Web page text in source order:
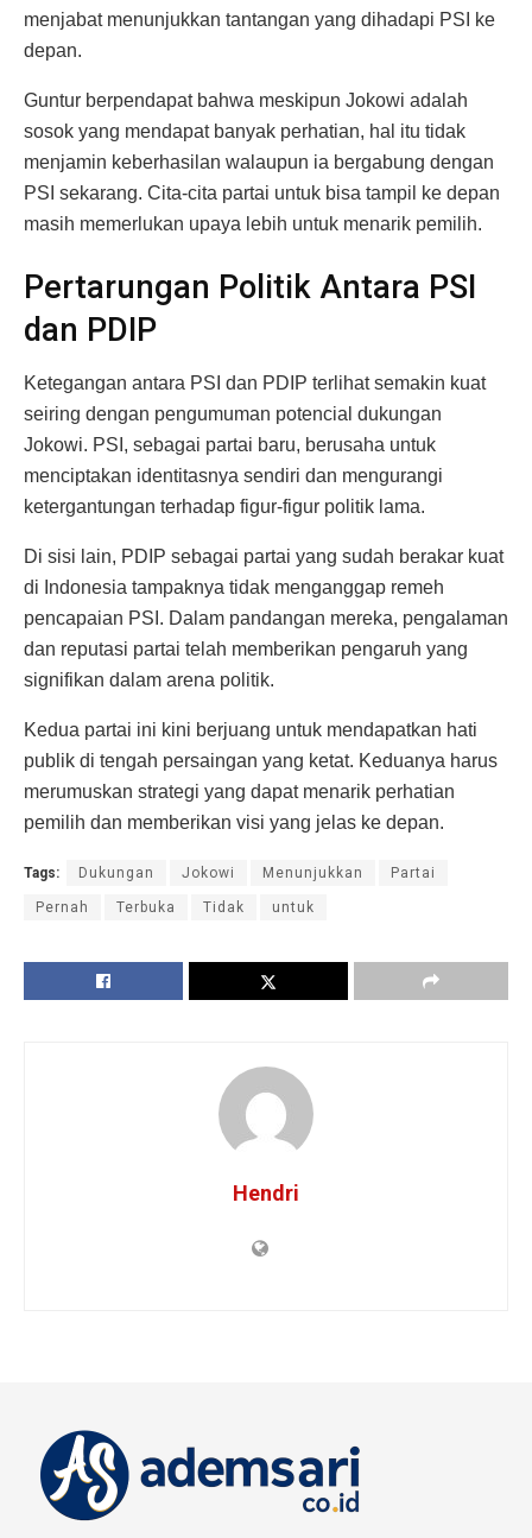
menjabat menunjukkan tantangan yang dihadapi PSI ke
depan.
Guntur berpendapat bahwa meskipun Jokowi adalah
sosok yang mendapat banyak perhatian, hal itu tidak
menjamin keberhasilan walaupun ia bergabung dengan
PSI sekarang. Cita-cita partai untuk bisa tampil ke depan
masih memerlukan upaya lebih untuk menarik pemilih.
Pertarungan Politik Antara PSI
dan PDIP
Ketegangan antara PSI dan PDIP terlihat semakin kuat
seiring dengan pengumuman potencial dukungan
Jokowi. PSI, sebagai partai baru, berusaha untuk
menciptakan identitasnya sendiri dan mengurangi
ketergantungan terhadap figur-figur politik lama.
Di sisi lain, PDIP sebagai partai yang sudah berakar kuat
di Indonesia tampaknya tidak menganggap remeh
pencapaian PSI. Dalam pandangan mereka, pengalaman
dan reputasi partai telah memberikan pengaruh yang
signifikan dalam arena politik.
Kedua partai ini kini berjuang untuk mendapatkan hati
publik di tengah persaingan yang ketat. Keduanya harus
merumuskan strategi yang dapat menarik perhatian
pemilih dan memberikan visi yang jelas ke depan.
Tags: Dukungan Jokowi Menunjukkan Partai
Pernah Terbuka Tidak untuk
Hendri